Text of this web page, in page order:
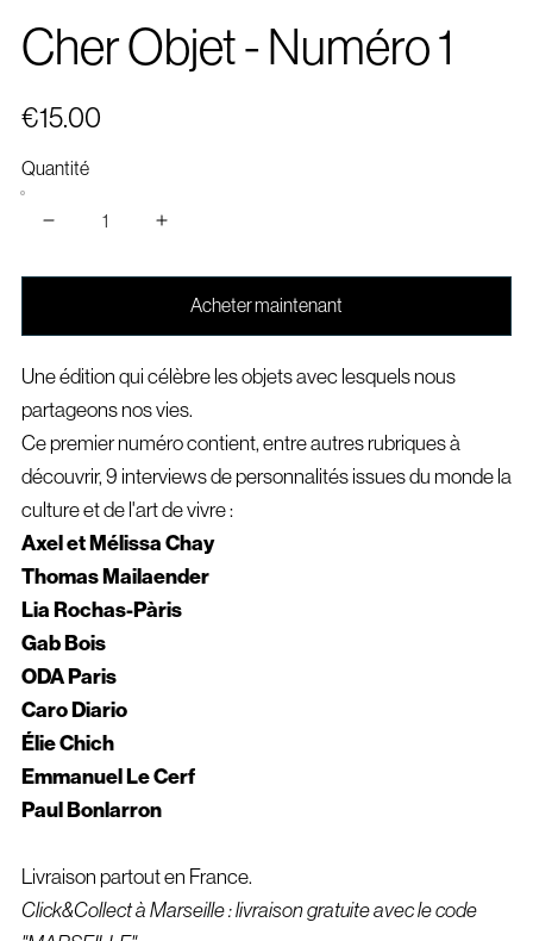
Cher Objet - Numéro 1
€15.00
Quantité
Acheter maintenant
Une édition qui célèbre les objets avec lesquels nous
partageons nos vies.
Ce premier numéro contient, entre autres rubriques à
découvrir, 9 interviews de personnalités issues du monde la
culture et de l'art de vivre :
Axel et Mélissa Chay
Thomas Mailaender
Lia Rochas-Pàris
Gab Bois
ODA Paris
Caro Diario
Élie Chich
Emmanuel Le Cerf
Paul Bonlarron
Livraison partout en France.
Click&Collect à Marseille : livraison gratuite avec le code